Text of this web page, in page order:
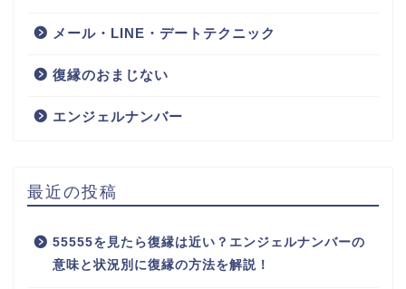
メール・LINE・デートテクニック
復縁のおまじない
エンジェルナンバー
最近の投稿
55555を見たら復縁は近い？エンジェルナンバーの
意味と状況別に復縁の方法を解説！